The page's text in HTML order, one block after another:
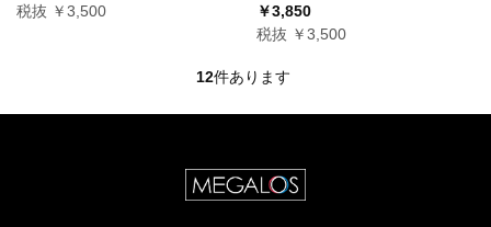
税抜 ￥3,500
￥3,850
税抜 ￥3,500
12件あります